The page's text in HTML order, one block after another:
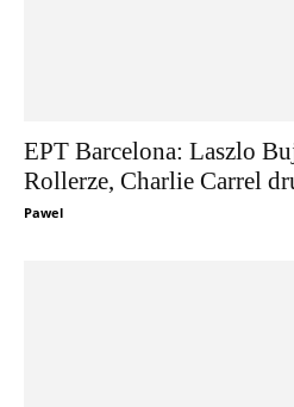
EPT Barcelona: Laszlo
Rollerze, Charlie Carrel
Pawel